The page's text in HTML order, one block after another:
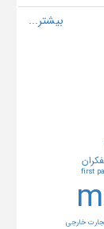
first
خارجي